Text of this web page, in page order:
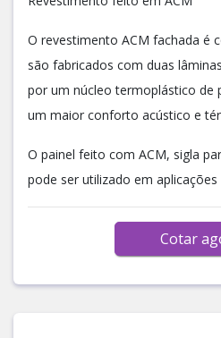
O revestimento ACM fachada é
são fabricados com duas
por um núcleo termoplástico de
um maior conforto acústico e
O painel feito com ACM, sigla
pode ser utilizado em
Cotar